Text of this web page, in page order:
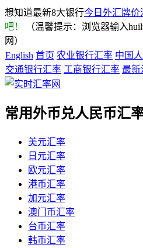
想知道最新8大银行今日外汇牌价
吧！
（温馨提示：浏览器输入
网）
English 首页 农业银行汇率 中国
交通银行汇率 工商银行汇率 最新
常用外币兑人民币汇
美元汇率
日元汇率
欧元汇率
港币汇率
加元汇率
澳门币汇率
台币汇率
韩币汇率